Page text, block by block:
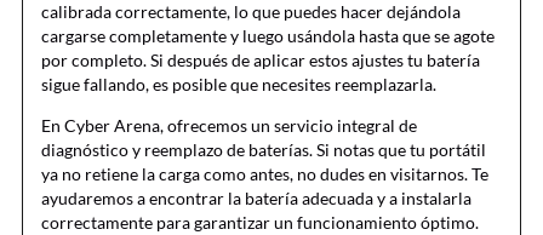
calibrada correctamente, lo que puedes hacer dejándola
cargarse completamente y luego usándola hasta que se agote
por completo. Si después de aplicar estos ajustes tu batería
sigue fallando, es posible que necesites reemplazarla.
En Cyber Arena, ofrecemos un servicio integral de
diagnóstico y reemplazo de baterías. Si notas que tu portátil
ya no retiene la carga como antes, no dudes en visitarnos. Te
ayudaremos a encontrar la batería adecuada y a instalarla
correctamente para garantizar un funcionamiento óptimo.